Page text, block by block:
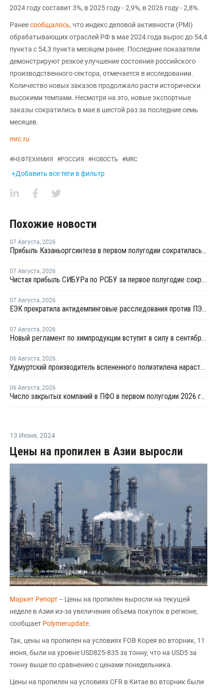
2024 году составит 3%, в 2025 году - 2,9%, в 2026 году - 2,8%.
Ранеесообщалось, что индекс деловой активности (PMI)
обрабатывающих отраслей РФ в мае 2024 года вырос до 54,4
пункта с 54,3 пункта месяцем ранее. Последние показатели
демонстрируют резкое улучшение состояния российского
производственного сектора, отмечается в исследовании.
Количество новых заказов продолжало расти исторически
высокими темпами. Несмотря на это, новые экспортные
заказы сократились в мае в шестой раз за последние семь
месяцев.
mrc.ru
#НЕФТЕХИМИЯ #РОССИЯ #НОВОСТЬ #MRC
+Добавить все теги в фильтр
Похожие новости
07 Августа, 2026
Прибыль Казаньоргсинтеза в первом полугодии сократилась более чем в 2 раза
07 Августа, 2026
Чистая прибыль СИБУРа по РСБУ за первое полугодие сократилась в 3,6 раза
07 Августа, 2026
ЕЭК прекратила антидемпинговые расследования против ПЭ и ПП из Азербайджана и Туркменистана
07 Августа, 2026
Новый регламент по химпродукции вступит в силу в сентябре 2027 года
06 Августа, 2026
Удмуртский производитель вспененного полиэтилена нарастит выпуск на 15%
06 Августа, 2026
Число закрытых компаний в ПФО в первом полугодии 2026 года вдвое превысило число новых
13 Июня, 2024
Цены на пропилен в Азии выросли
Маркет Репорт-- Цены на пропилен выросли на текущей
неделе в Азии из-за увеличения объема покупок в регионе,
сообщает Polymerupdate.
Так, цены на пропилен на условиях FOB Корея во вторник, 11
июня, были на уровне USD825-835 за тонну, что на USD5 за
тонну выше по сравнению с ценами понедельника.
Цены на пропилен на условиях CFR в Китае во вторник были